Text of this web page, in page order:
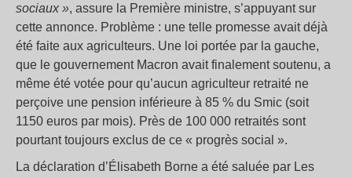
sociaux », assure la Première ministre, s’appuyant sur
cette annonce. Problème : une telle promesse avait déjà
été faite aux agriculteurs. Une loi portée par la gauche,
que le gouvernement Macron avait finalement soutenu, a
même été votée pour qu’aucun agriculteur retraité ne
perçoive une pension inférieure à 85 % du Smic (soit
1150 euros par mois). Près de 100 000 retraités sont
pourtant toujours exclus de ce « progrès social ».
La déclaration d’Élisabeth Borne a été saluée par Les